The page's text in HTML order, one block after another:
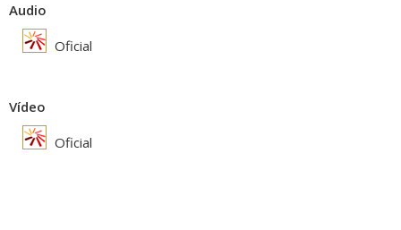
Audio
Oficial
Vídeo
Oficial